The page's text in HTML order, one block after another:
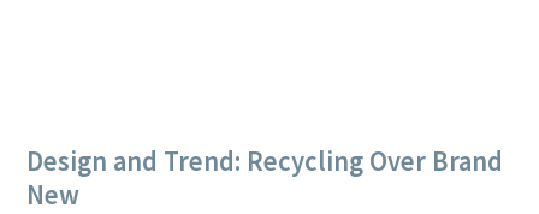
Design and Trend: Recycling Over Brand
New